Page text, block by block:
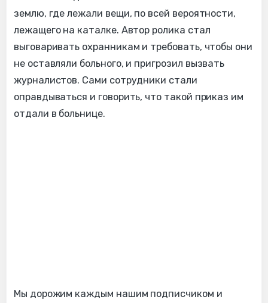
землю, где лежали вещи, по всей вероятности,
лежащего на каталке. Автор ролика стал
выговаривать охранникам и требовать, чтобы они
не оставляли больного, и пригрозил вызвать
журналистов. Сами сотрудники стали
оправдываться и говорить, что такой приказ им
отдали в больнице.
Мы дорожим каждым нашим подписчиком и